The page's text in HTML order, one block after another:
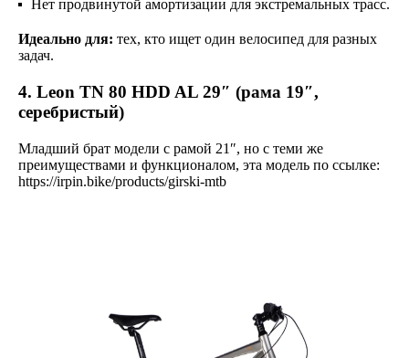
Нет продвинутой амортизации для экстремальных трасс.
Идеально для: тех, кто ищет один велосипед для разных
задач.
4. Leon TN 80 HDD AL 29″ (рама 19″,
серебристый)
Младший брат модели с рамой 21″, но с теми же
преимуществами и функционалом, эта модель по ссылке:
https://irpin.bike/products/girski-mtb